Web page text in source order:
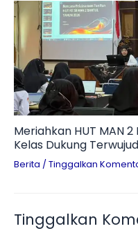
Meriahkan HUT MAN
Kelas Dukung
Berita / Tinggalkan
Tinggalkan